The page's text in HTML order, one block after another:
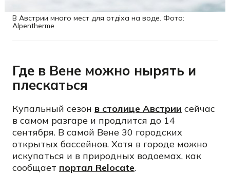
В Австрии много мест для отдіха на воде. Фото:
Alpentherme
Где в Вене можно нырять и
плескаться
Купальный сезон в столице Австрии сейчас
в самом разгаре и продлится до 14
сентября. В самой Вене 30 городских
открытых бассейнов. Хотя в городе можно
искупаться и в природных водоемах, как
сообщает портал Relocate.